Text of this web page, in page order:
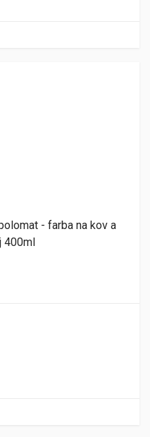
- farba na kov a
400ml